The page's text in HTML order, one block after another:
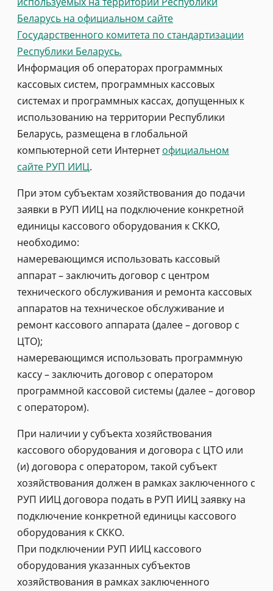
Беларусь на официальном сайте
Государственного комитета по стандартизации
Республики Беларусь.
Информация об операторах программных
кассовых систем, программных кассовых
системах и программных кассах, допущенных к
использованию на территории Республики
Беларусь, размещена в глобальной
компьютерной сети Интернетофициальном
сайте РУП ИИЦ.
При этом субъектам хозяйствования до подачи
заявки в РУП ИИЦ на подключение конкретной
единицы кассового оборудования к СККО,
необходимо:
намеревающимся использовать кассовый
аппарат – заключить договор с центром
технического обслуживания и ремонта кассовых
аппаратов на техническое обслуживание и
ремонт кассового аппарата (далее – договор с
ЦТО);
намеревающимся использовать программную
кассу – заключить договор с оператором
программной кассовой системы (далее – договор
с оператором).
При наличии у субъекта хозяйствования
кассового оборудования и договора с ЦТО или
(и) договора с оператором, такой субъект
хозяйствования должен в рамках заключенного с
РУП ИИЦ договора подать в РУП ИИЦ заявку на
подключение конкретной единицы кассового
оборудования к СККО.
При подключении РУП ИИЦ кассового
оборудования указанных субъектов
хозяйствования в рамках заключенного